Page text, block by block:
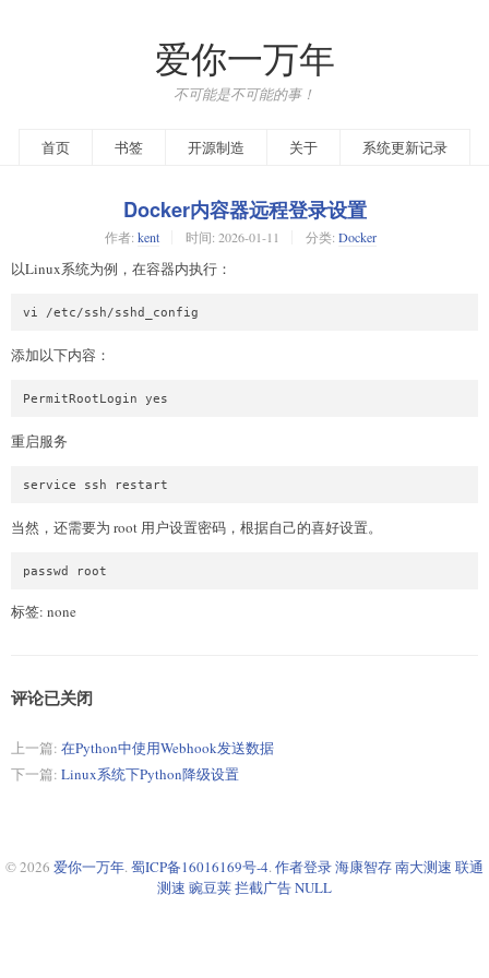
爱你一万年
不可能是不可能的事！
首页 书签 开源制造 关于 系统更新记录
Docker内容器远程登录设置
作者: kent 时间: 2026-01-11 分类: Docker
以Linux系统为例，在容器内执行：
vi /etc/ssh/sshd_config
添加以下内容：
PermitRootLogin yes
重启服务
service ssh restart
当然，还需要为 root 用户设置密码，根据自己的喜好设置。
passwd root
标签: none
评论已关闭
上一篇: 在Python中使用Webhook发送数据
下一篇: Linux系统下Python降级设置
© 2026 爱你一万年. 蜀ICP备16016169号-4. 作者登录海康智存南大测速 联通
测速 豌豆荚拦截广告NULL